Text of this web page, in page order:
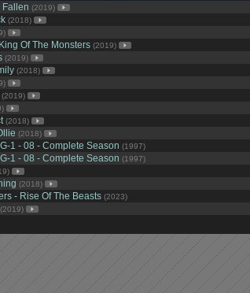
Fallen (2019)
(2018)
Of The Monsters (2019)
(2019)
(2018)
(2019)
(2018)
(2018)
1 - 08 - Complete Season (1997)
1 - 08 - Complete Season (1997)
(2018)
- Rise Of The Beasts (2023)
(2019)